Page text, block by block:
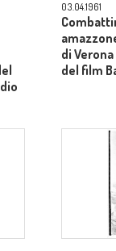
03.04.1961
di
del film